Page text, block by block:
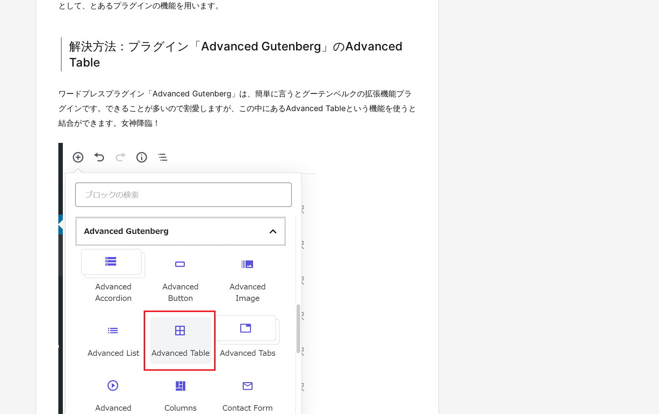
として、とあるプラグインの機能を用います。
解決方法：プラグイン「Advanced Gutenberg」のAdvanced
Table
ワードプレスプラグイン「Advanced Gutenberg」は、簡単に言うとグーテンベルクの拡張機能プラ
グインです。できることが多いので割愛しますが、この中にあるAdvanced Tableという機能を使うと
結合ができます。女神降臨！